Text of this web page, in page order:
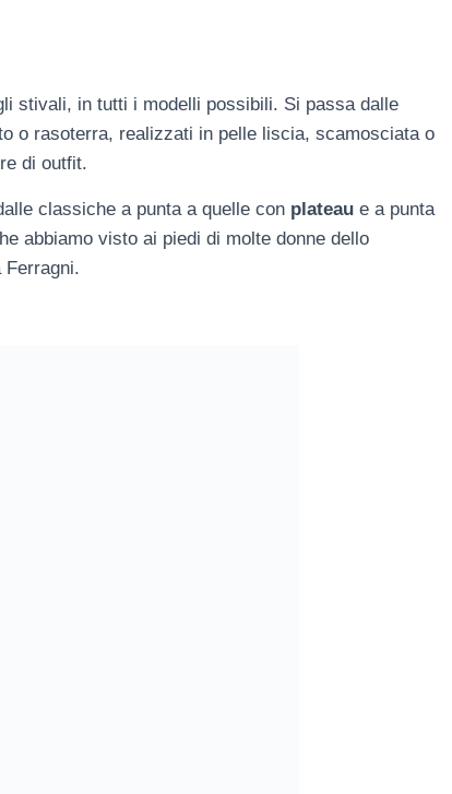
stivali, in tutti i modelli possibili. Si passa dalle
o rasoterra, realizzati in pelle liscia, scamosciata o
di outfit.
classiche a punta a quelle con plateau e a punta
abbiamo visto ai piedi di molte donne dello
Ferragni.